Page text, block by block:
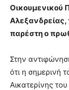
Οικουμενικού
παρέστη ο
Στην
ότι η σημερινή
Αικατερίνης